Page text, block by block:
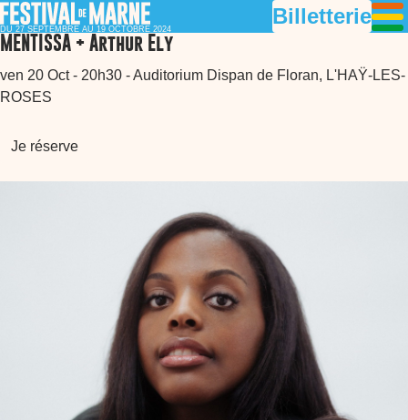
DU 27 SEPTEMBRE AU 19 OCTOBRE 2024
Billetterie
MENTISSA + Arthur Ely
ven 20 Oct - 20h30 - Auditorium Dispan de Floran, L'HAŸ-LES-
ROSES
Je réserve